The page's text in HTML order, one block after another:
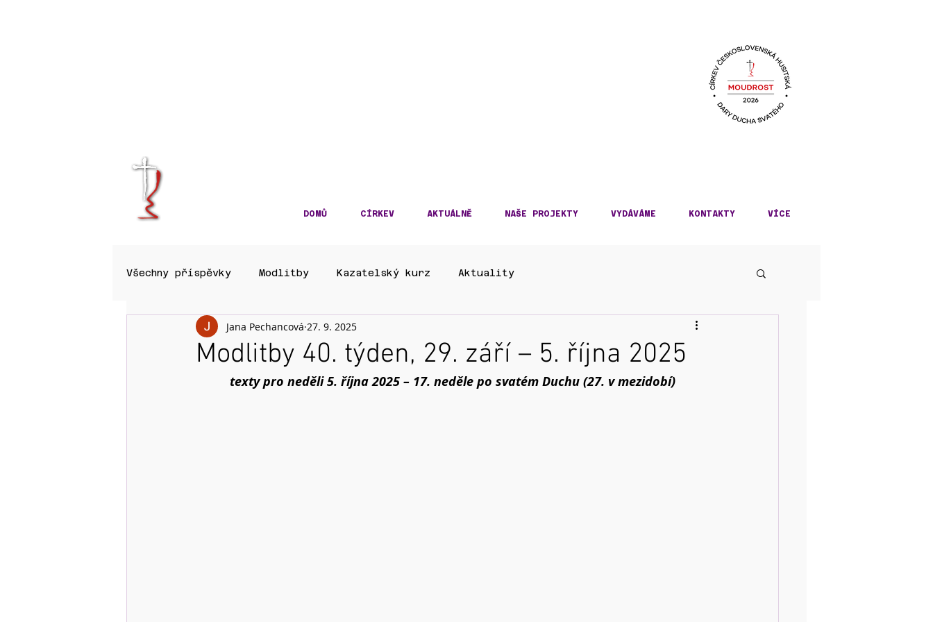
DOMŮ CÍRKEV AKTUÁLNĚ NAŠE PROJEKTY VYDÁVÁME KONTAKTY VÍCE
Všechny příspěvky Modlitby Kazatelský kurz Aktuality
Modlitby 40. týden, 29. září – 5. října 2025
Jana Pechancová 27. 9. 2025
texty pro neděli 5. října 2025 – 17. neděle po svatém Duchu (27. v mezidobí)